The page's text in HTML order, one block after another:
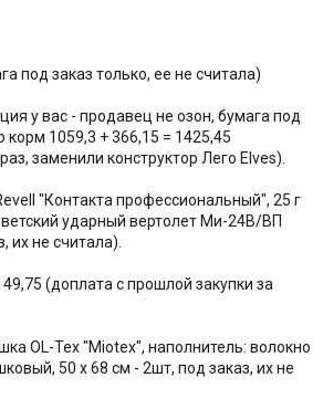
под заказ только, ее не считала)
у вас - продавец не озон, бумага под
корм 1059,3 + 366,15 = 1425,45
заменили конструктор Лего Elves).
"Контакта профессиональный", 25 г
ударный вертолет Ми-24В/ВП
их не считала).
(доплата с прошлой закупки за
OL-Tex "Miotex", наполнитель: волокно
50 х 68 см - 2шт, под заказ, их не